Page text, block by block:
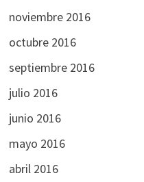
noviembre 2016
octubre 2016
septiembre 2016
julio 2016
junio 2016
mayo 2016
abril 2016